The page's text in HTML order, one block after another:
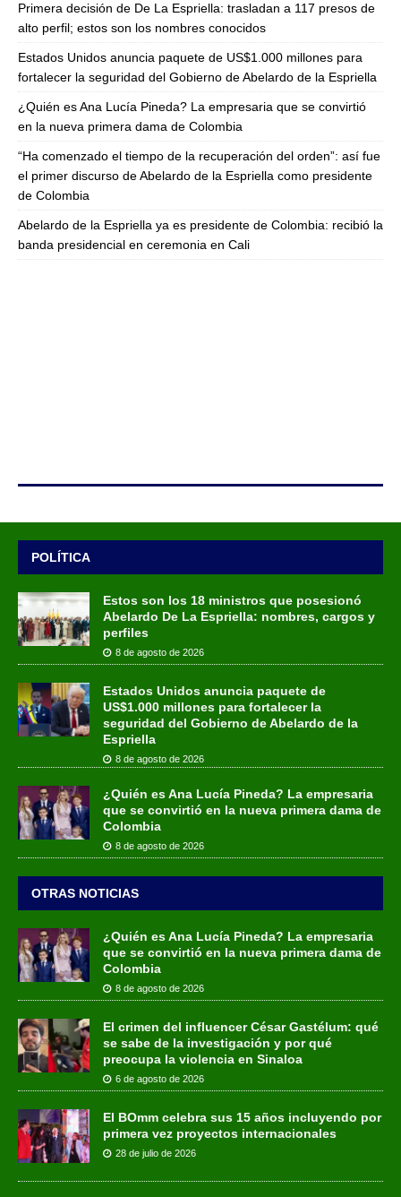
Primera decisión de De La Espriella: trasladan a 117 presos de
alto perfil; estos son los nombres conocidos
Estados Unidos anuncia paquete de US$1.000 millones para
fortalecer la seguridad del Gobierno de Abelardo de la Espriella
¿Quién es Ana Lucía Pineda? La empresaria que se convirtió
en la nueva primera dama de Colombia
“Ha comenzado el tiempo de la recuperación del orden”: así fue
el primer discurso de Abelardo de la Espriella como presidente
de Colombia
Abelardo de la Espriella ya es presidente de Colombia: recibió la
banda presidencial en ceremonia en Cali
POLÍTICA
Estos son los 18 ministros que posesionó
Abelardo De La Espriella: nombres, cargos y
perfiles
8 de agosto de 2026
Estados Unidos anuncia paquete de
US$1.000 millones para fortalecer la
seguridad del Gobierno de Abelardo de la
Espriella
8 de agosto de 2026
¿Quién es Ana Lucía Pineda? La empresaria
que se convirtió en la nueva primera dama de
Colombia
8 de agosto de 2026
OTRAS NOTICIAS
¿Quién es Ana Lucía Pineda? La empresaria
que se convirtió en la nueva primera dama de
Colombia
8 de agosto de 2026
El crimen del influencer César Gastélum: qué
se sabe de la investigación y por qué
preocupa la violencia en Sinaloa
6 de agosto de 2026
El BOmm celebra sus 15 años incluyendo por
primera vez proyectos internacionales
28 de julio de 2026